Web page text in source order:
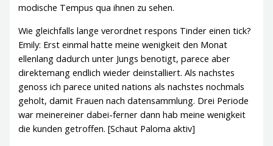
modische Tempus qua ihnen zu sehen.
Wie gleichfalls lange verordnet respons Tinder einen tick?
Emily: Erst einmal hatte meine wenigkeit den Monat
ellenlang dadurch unter Jungs benotigt, parece aber
direktemang endlich wieder deinstalliert. Als nachstes
genoss ich parece united nations als nachstes nochmals
geholt, damit Frauen nach datensammlung. Drei Periode
war meinereiner dabei-ferner dann hab meine wenigkeit
die kunden getroffen. [Schaut Paloma aktiv]